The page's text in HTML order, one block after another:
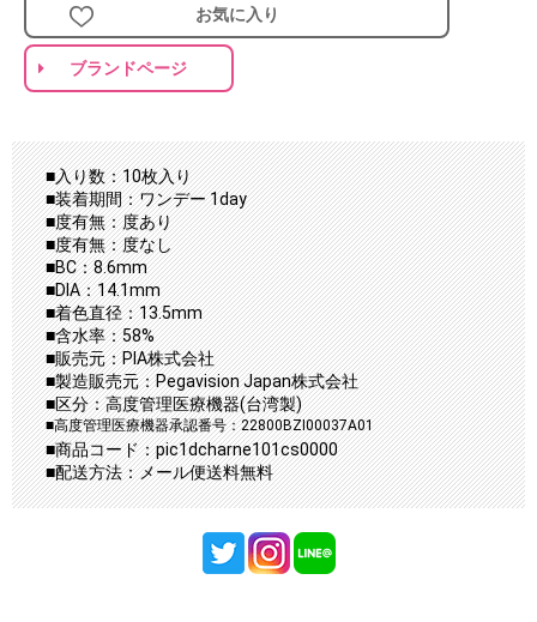
お気に入り
ブランドページ
■入り数：10枚入り
■装着期間：ワンデー 1day
■度有無：度あり
■度有無：度なし
■BC：8.6mm
■DIA：14.1mm
■着色直径：13.5mm
■含水率：58%
■販売元：PIA株式会社
■製造販売元：Pegavision Japan株式会社
■区分：高度管理医療機器(台湾製)
■高度管理医療機器承認番号：22800BZI00037A01
■商品コード：pic1dcharne101cs0000
■配送方法：メール便送料無料